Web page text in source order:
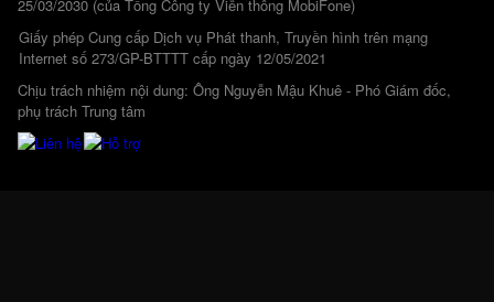
25/03/2030 (của Tổng Công ty Viễn thông MobiFone)
Giấy phép Cung cấp Dịch vụ Phát thanh, Truyền hình trên mạng
Internet số 273/GP-BTTTT cấp ngày 12/05/2021
Chịu trách nhiệm nội dung: Ông Nguyễn Mậu Khuê - Phó Giám đốc,
phụ trách Trung tâm